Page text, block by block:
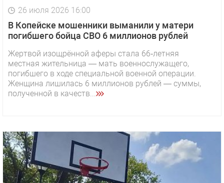
26 июля 2026 16:00
В Копейске мошенники выманили у матери
погибшего бойца СВО 6 миллионов рублей
Жертвой изощрённой аферы стала 66‑летняя
местная жительница — мать военнослужащего,
погибшего в ходе специальной военной операции.
Женщина лишилась 6 миллионов рублей — суммы,
полученной в качеств...